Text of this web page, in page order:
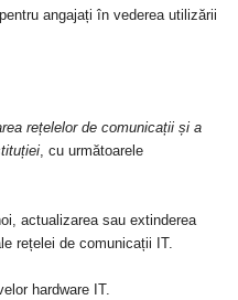
angajați în vederea utilizării
rețelelor de comunicații și a
, cu următoarele
actualizarea sau extinderea
rețelei de comunicații IT.
hardware IT.